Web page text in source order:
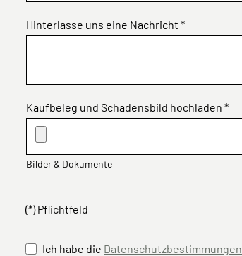
Hinterlasse uns eine Nachricht *
Kaufbeleg und Schadensbild hochladen *
Bilder & Dokumente
(*) Pflichtfeld
Ich habe die Datenschutzbestimmungen